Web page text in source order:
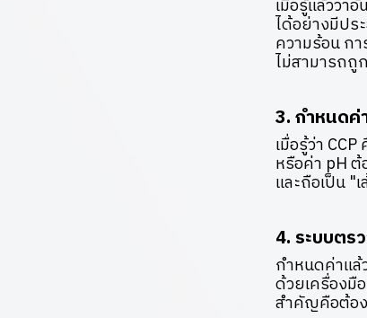
เมื่อรู้แล้วว่า
ได้อย่างมีปร
ความร้อน ก
ไม่สามารถถู
3. กำหนด
เมื่อรู้ว่า
หรือค่า pH
และถือเป็น
4. ระบบต
กำหนดค่าแล้
ด้วยเครื่องมื
สำคัญคือต้อง